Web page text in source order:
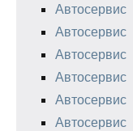
Автосервис
Автосервис
Автосервис
Автосервис
Автосервис
Автосервис